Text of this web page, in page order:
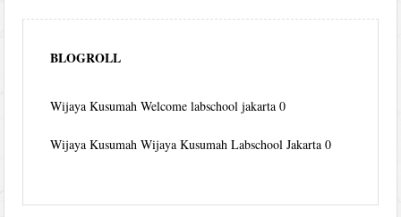
BLOGROLL
Wijaya Kusumah Welcome labschool jakarta 0
Wijaya Kusumah Wijaya Kusumah Labschool Jakarta 0